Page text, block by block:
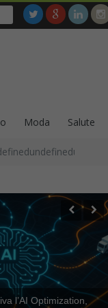
Moda Salute
l’AI Optimization,